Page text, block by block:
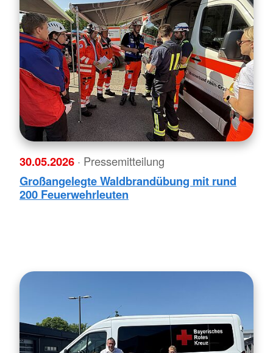
30.05.2026 · Pressemitteilung
Großangelegte Waldbrandübung mit rund
200 Feuerwehrleuten